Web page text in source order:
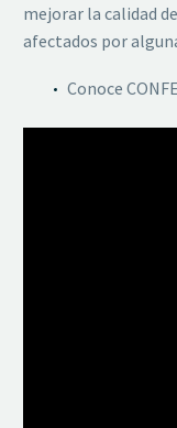
mejorar la calidad
afectados por
Conoce